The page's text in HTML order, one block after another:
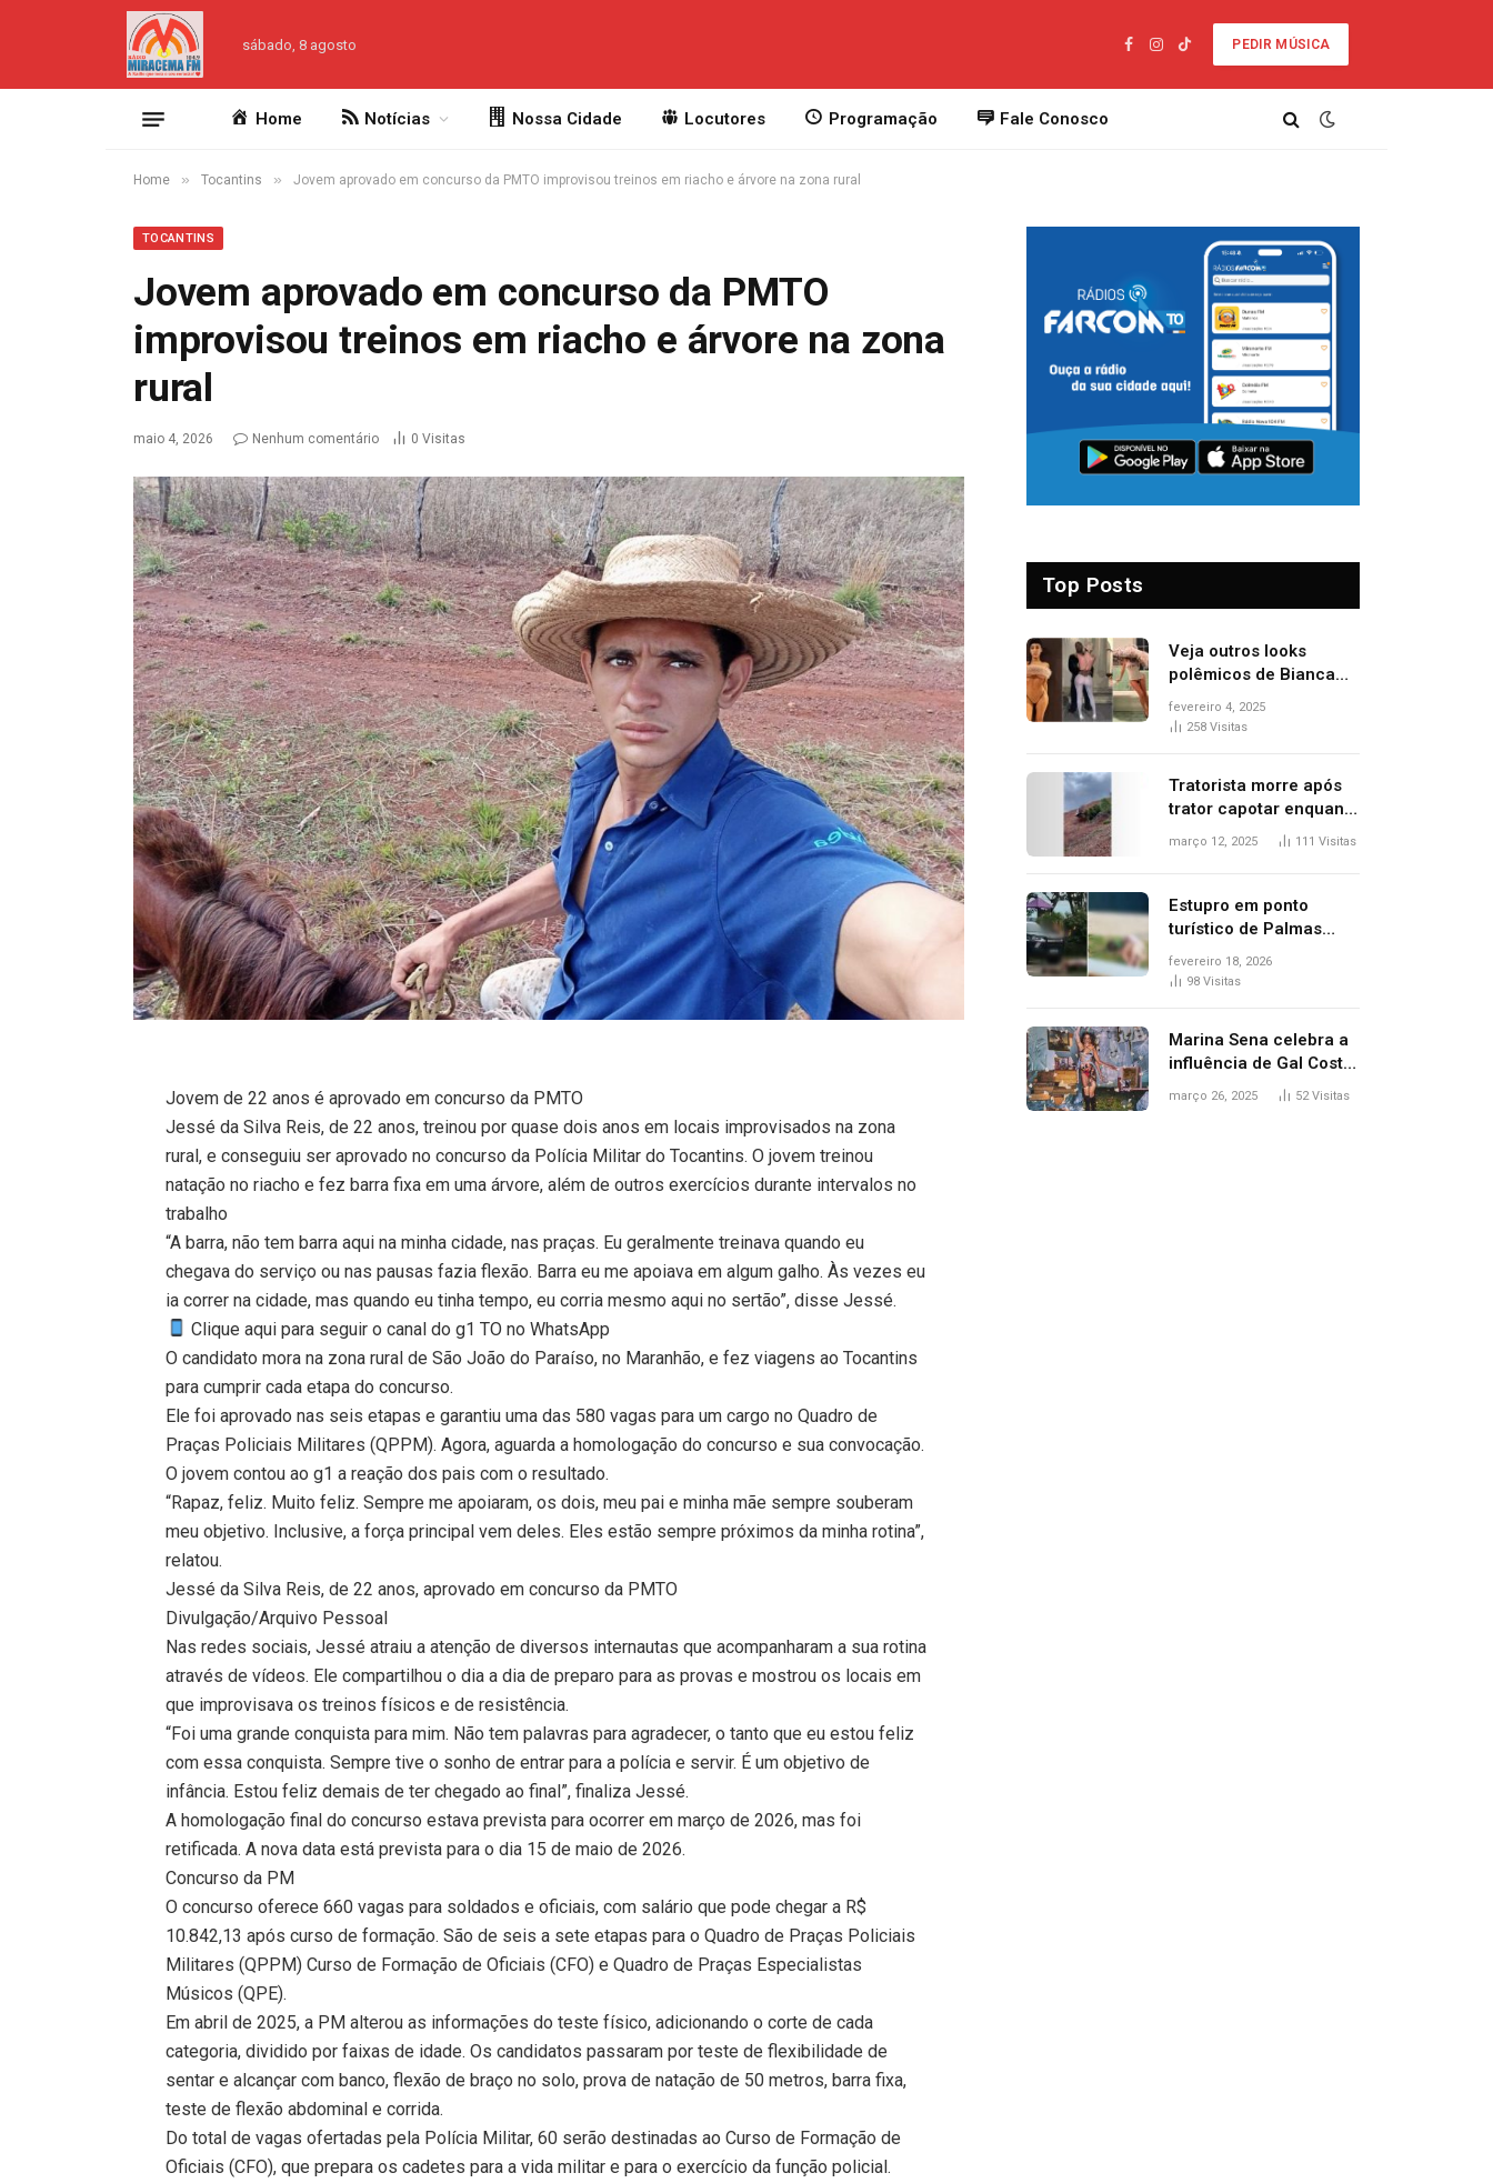
sábado, 8 agosto
Facebook
Instagram
TikTok
PEDIR MÚSICA
Home Notícias Nossa Cidade Locutores Programação Fale Conosco
Home » Tocantins » Jovem aprovado em concurso da PMTO improvisou treinos em riacho e árvore na zona rural
TOCANTINS
Jovem aprovado em concurso da PMTO
improvisou treinos em riacho e árvore na zona
rural
maio 4, 2026 Nenhum comentário 0 Visitas
Jovem de 22 anos é aprovado em concurso da PMTO
Jessé da Silva Reis, de 22 anos, treinou por quase dois anos em locais improvisados na zona
rural, e conseguiu ser aprovado no concurso da Polícia Militar do Tocantins. O jovem treinou
natação no riacho e fez barra fixa em uma árvore, além de outros exercícios durante intervalos no
trabalho
“A barra, não tem barra aqui na minha cidade, nas praças. Eu geralmente treinava quando eu
chegava do serviço ou nas pausas fazia flexão. Barra eu me apoiava em algum galho. Às vezes eu
ia correr na cidade, mas quando eu tinha tempo, eu corria mesmo aqui no sertão”, disse Jessé.
Clique aqui para seguir o canal do g1 TO no WhatsApp
O candidato mora na zona rural de São João do Paraíso, no Maranhão, e fez viagens ao Tocantins
para cumprir cada etapa do concurso.
Ele foi aprovado nas seis etapas e garantiu uma das 580 vagas para um cargo no Quadro de
Praças Policiais Militares (QPPM). Agora, aguarda a homologação do concurso e sua convocação.
O jovem contou ao g1 a reação dos pais com o resultado.
“Rapaz, feliz. Muito feliz. Sempre me apoiaram, os dois, meu pai e minha mãe sempre souberam
meu objetivo. Inclusive, a força principal vem deles. Eles estão sempre próximos da minha rotina”,
relatou.
Jessé da Silva Reis, de 22 anos, aprovado em concurso da PMTO
Divulgação/Arquivo Pessoal
Nas redes sociais, Jessé atraiu a atenção de diversos internautas que acompanharam a sua rotina
através de vídeos. Ele compartilhou o dia a dia de preparo para as provas e mostrou os locais em
que improvisava os treinos físicos e de resistência.
“Foi uma grande conquista para mim. Não tem palavras para agradecer, o tanto que eu estou feliz
com essa conquista. Sempre tive o sonho de entrar para a polícia e servir. É um objetivo de
infância. Estou feliz demais de ter chegado ao final”, finaliza Jessé.
A homologação final do concurso estava prevista para ocorrer em março de 2026, mas foi
retificada. A nova data está prevista para o dia 15 de maio de 2026.
Concurso da PM
O concurso oferece 660 vagas para soldados e oficiais, com salário que pode chegar a R$
10.842,13 após curso de formação. São de seis a sete etapas para o Quadro de Praças Policiais
Militares (QPPM) Curso de Formação de Oficiais (CFO) e Quadro de Praças Especialistas
Músicos (QPE).
Em abril de 2025, a PM alterou as informações do teste físico, adicionando o corte de cada
categoria, dividido por faixas de idade. Os candidatos passaram por teste de flexibilidade de
sentar e alcançar com banco, flexão de braço no solo, prova de natação de 50 metros, barra fixa,
teste de flexão abdominal e corrida.
Do total de vagas ofertadas pela Polícia Militar, 60 serão destinadas ao Curso de Formação de
Oficiais (CFO), que prepara os cadetes para a vida militar e para o exercício da função policial.
Top Posts
Veja outros looks
polêmicos de Bianca
Censori, esposa de
Kanye West que
fevereiro 4, 2025
258 Visitas
Tratorista morre após
trator capotar enquanto
removia vegetação em
março 12, 2025 111 Visitas
Estupro em ponto
turístico de Palmas
ocorreu em frente à
viatura e base de
fevereiro 18, 2026
98 Visitas
Marina Sena celebra a
influência de Gal Costa
na arte do álbum
março 26, 2025 52Visitas